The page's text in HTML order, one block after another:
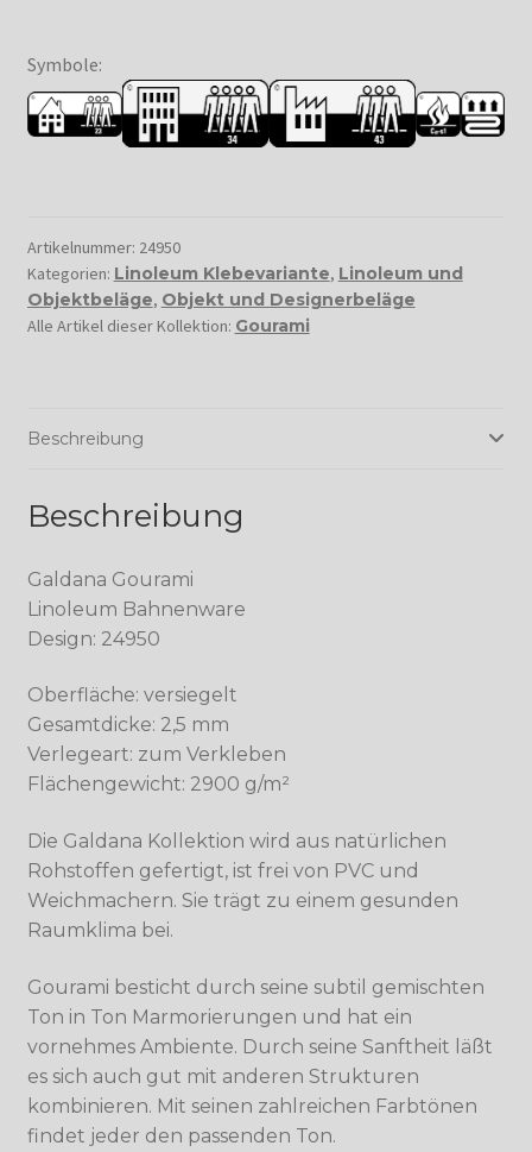
Symbole:
Artikelnummer: 24950
Kategorien: Linoleum Klebevariante, Linoleum und
Objektbeläge, Objekt und Designerbeläge
Alle Artikel dieser Kollektion: Gourami
Beschreibung
Beschreibung
Galdana Gourami
Linoleum Bahnenware
Design: 24950
Oberfläche: versiegelt
Gesamtdicke: 2,5 mm
Verlegeart: zum Verkleben
Flächengewicht: 2900 g/m²
Die Galdana Kollektion wird aus natürlichen
Rohstoffen gefertigt, ist frei von PVC und
Weichmachern. Sie trägt zu einem gesunden
Raumklima bei.
Gourami besticht durch seine subtil gemischten
Ton in Ton Marmorierungen und hat ein
vornehmes Ambiente. Durch seine Sanftheit läßt
es sich auch gut mit anderen Strukturen
kombinieren. Mit seinen zahlreichen Farbtönen
findet jeder den passenden Ton.